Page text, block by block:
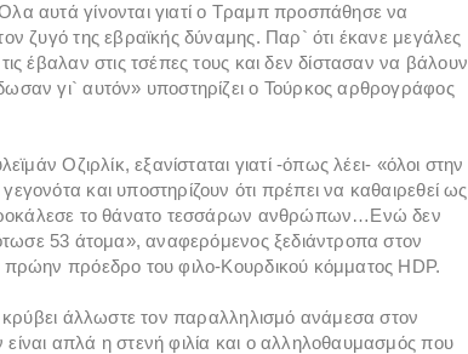
αυτά γίνονται γιατί ο Τραμπ προσπάθησε να
ζυγό της εβραϊκής δύναμης. Παρ` ότι έκανε μεγάλες
έβαλαν στις τσέπες τους και δεν δίστασαν να βάλουν
γι` αυτόν» υποστηρίζει ο Τούρκος αρθρογράφος
Οζιρλίκ, εξανίσταται γιατί -όπως λέει- «όλοι στην
και υποστηρίζουν ότι πρέπει να καθαιρεθεί ως
το θάνατο τεσσάρων ανθρώπων…Ενώ δεν
53 άτομα», αναφερόμενος ξεδιάντροπα στον
πρόεδρο του φιλο-Κουρδικού κόμματος HDP.
κρύβει άλλωστε τον παραλληλισμό ανάμεσα στον
απλά η στενή φιλία και ο αλληλοθαυμασμός που